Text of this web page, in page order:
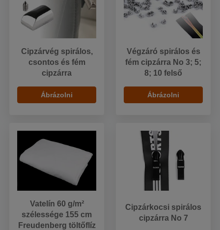
Cipzárvég spirálos,
csontos és fém
cipzárra
Ábrázolni
Végzáró spirálos és
fém cipzárra No 3; 5;
8; 10 felső
Ábrázolni
Vatelín 60 g/m²
szélessége 155 cm
Freudenberg töltőflíz
Cipzárkocsi spirálos
cipzárra No 7